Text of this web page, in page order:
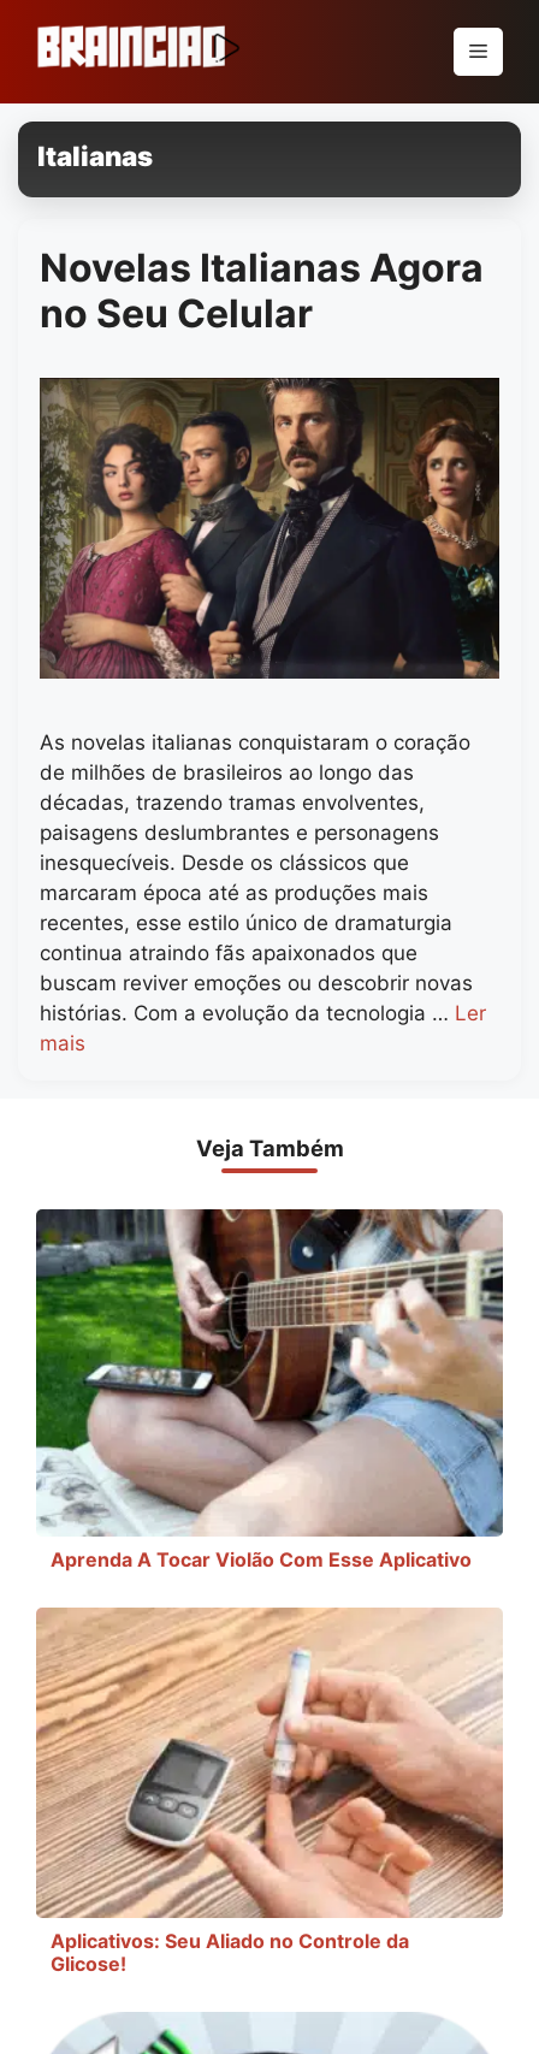
conteúdo
Menu
Italianas
Novelas Italianas Agora
no Seu Celular
As novelas italianas conquistaram o coração
de milhões de brasileiros ao longo das
décadas, trazendo tramas envolventes,
paisagens deslumbrantes e personagens
inesquecíveis. Desde os clássicos que
marcaram época até as produções mais
recentes, esse estilo único de dramaturgia
continua atraindo fãs apaixonados que
buscam reviver emoções ou descobrir novas
histórias. Com a evolução da tecnologia … Ler
mais
Veja Também
Aprenda A Tocar Violão Com Esse Aplicativo
Aplicativos: Seu Aliado no Controle da
Glicose!